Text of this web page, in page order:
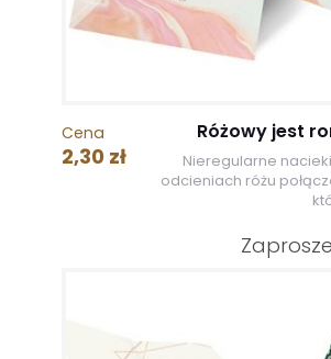
Cena
2,30 zł
Różowy jest
Nieregularne
odcieniach różu